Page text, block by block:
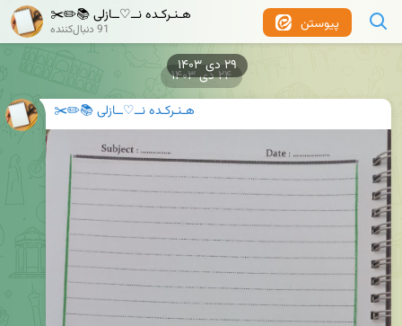
پیوستن هـنـرکـده نــ♡ــازلی 📚✏️✂️
91 دنبال‌کننده
هـنـرکـده نــ♡ــازلی 📚✏️✂️
۲۴ دی ۱۴۰۳